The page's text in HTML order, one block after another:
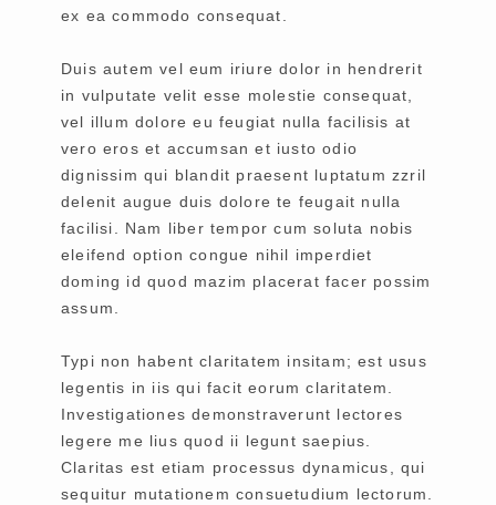
ex ea commodo consequat.
Duis autem vel eum iriure dolor in hendrerit
in vulputate velit esse molestie consequat,
vel illum dolore eu feugiat nulla facilisis at
vero eros et accumsan et iusto odio
dignissim qui blandit praesent luptatum zzril
delenit augue duis dolore te feugait nulla
facilisi. Nam liber tempor cum soluta nobis
eleifend option congue nihil imperdiet
doming id quod mazim placerat facer possim
assum.
Typi non habent claritatem insitam; est usus
legentis in iis qui facit eorum claritatem.
Investigationes demonstraverunt lectores
legere me lius quod ii legunt saepius.
Claritas est etiam processus dynamicus, qui
sequitur mutationem consuetudium lectorum.